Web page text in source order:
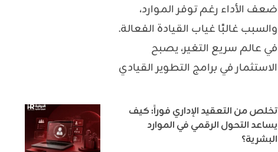
ضعف الأداء رغم توفر الموارد،
والسبب غالبًا غياب القيادة الفعالة.
في عالم سريع التغير، يصبح
الاستثمار في برامج التطوير القيادي
تخلص من التعقيد الإداري فوراً: كيف
يساعد التحول الرقمي في الموارد
البشرية؟